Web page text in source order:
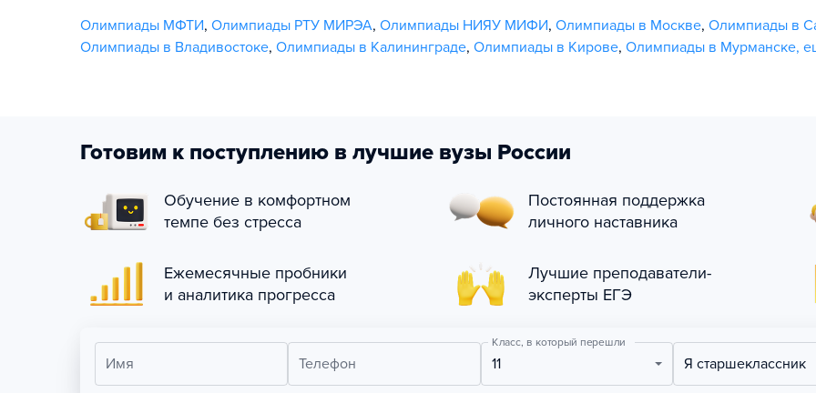
Олимпиады МФТИ, Олимпиады РТУ МИРЭА, Олимпиады НИЯУ МИФИ, Олимпиады в Москве, Олимпиады в
Олимпиады в Владивостоке, Олимпиады в Калининграде, Олимпиады в Кирове, Олимпиады в Мурманске,
Готовим к поступлению в лучшие вузы России
Обучение в комфортном
темпе без стресса
Постоянная поддержка
личного наставника
Ежемесячные пробники
и аналитика прогресса
Лучшие преподаватели-
эксперты ЕГЭ
Имя Телефон
Класс, в который перешли
11 Я старшеклассник